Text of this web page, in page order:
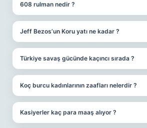
608 rulman nedir ?
Jeff Bezos’un Koru yatı ne kadar ?
Türkiye savaş gücünde kaçıncı sırada ?
Koç burcu kadınlarının zaafları nelerdir ?
Kasiyerler kaç para maaş alıyor ?